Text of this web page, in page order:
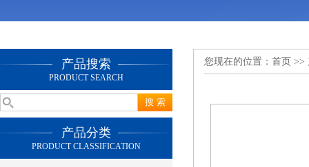
产品搜索
PRODUCT SEARCH
产品分类
PRODUCT CLASSIFICATION
您现在的位置： 首页 >>